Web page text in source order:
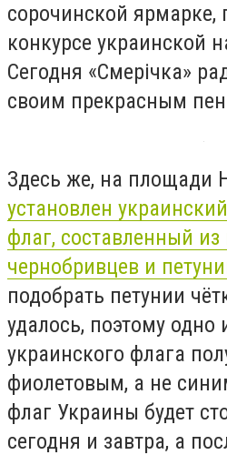
сорочинской ярмарке,
конкурсе украинской
Сегодня «Смерічка»
своим прекрасным
Здесь же, на площади
установлен
флаг, составленный из
чернобривцев и
подобрать петунии
удалось, поэтому одно
украинского флага
фиолетовым, а не
флаг Украины будет
сегодня и завтра, а